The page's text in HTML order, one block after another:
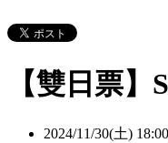
【雙日票
2024/11/30(土)